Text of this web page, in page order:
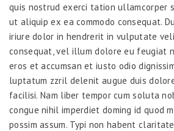
quis nostrud exerci tation ullamcorper
ut aliquip ex ea commodo consequat.
iriure dolor in hendrerit in vulputate
consequat, vel illum dolore eu feugiat
eros et accumsan et iusto odio
luptatum zzril delenit augue duis
facilisi. Nam liber tempor cum soluta
congue nihil imperdiet doming id quod
possim assum. Typi non habent